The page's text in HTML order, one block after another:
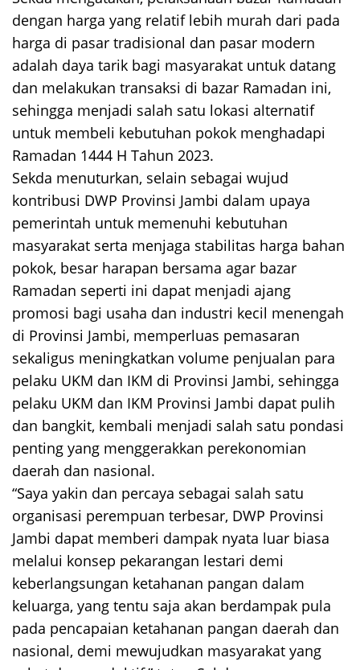
dengan harga yang relatif lebih murah dari pada
harga di pasar tradisional dan pasar modern
adalah daya tarik bagi masyarakat untuk datang
dan melakukan transaksi di bazar Ramadan ini,
sehingga menjadi salah satu lokasi alternatif
untuk membeli kebutuhan pokok menghadapi
Ramadan 1444 H Tahun 2023.
Sekda menuturkan, selain sebagai wujud
kontribusi DWP Provinsi Jambi dalam upaya
pemerintah untuk memenuhi kebutuhan
masyarakat serta menjaga stabilitas harga bahan
pokok, besar harapan bersama agar bazar
Ramadan seperti ini dapat menjadi ajang
promosi bagi usaha dan industri kecil menengah
di Provinsi Jambi, memperluas pemasaran
sekaligus meningkatkan volume penjualan para
pelaku UKM dan IKM di Provinsi Jambi, sehingga
pelaku UKM dan IKM Provinsi Jambi dapat pulih
dan bangkit, kembali menjadi salah satu pondasi
penting yang menggerakkan perekonomian
daerah dan nasional.
“Saya yakin dan percaya sebagai salah satu
organisasi perempuan terbesar, DWP Provinsi
Jambi dapat memberi dampak nyata luar biasa
melalui konsep pekarangan lestari demi
keberlangsungan ketahanan pangan dalam
keluarga, yang tentu saja akan berdampak pula
pada pencapaian ketahanan pangan daerah dan
nasional, demi mewujudkan masyarakat yang